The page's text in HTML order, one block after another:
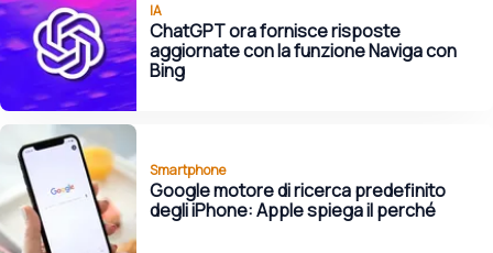
IA
ChatGPT ora fornisce risposte
aggiornate con la funzione Naviga con
Bing
Smartphone
Google motore di ricerca predefinito
degli iPhone: Apple spiega il perché